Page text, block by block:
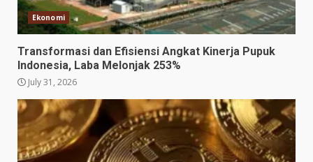
Ekonomi
Transformasi dan Efisiensi Angkat Kinerja Pupuk
Indonesia, Laba Melonjak 253%
July 31, 2026